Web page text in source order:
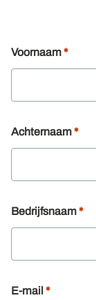
Voornaam
Achternaam
Bedrijfsnaam
E-mail